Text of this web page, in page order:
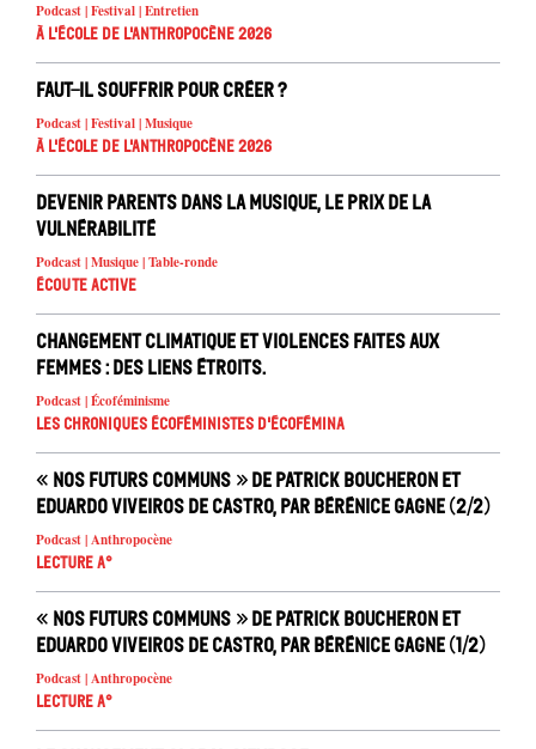
Podcast | Festival | Entretien
À l'école de l'Anthropocène 2026
Faut-il souffrir pour créer ?
Podcast | Festival | Musique
À l'école de l'Anthropocène 2026
Devenir parents dans la musique, le prix de la
vulnérabilité
Podcast | Musique | Table-ronde
Écoute active
Changement climatique et violences faites aux
femmes : des liens étroits.
Podcast | Écoféminisme
Les chroniques écoféministes d'ÉcoFémina
« Nos futurs communs » de Patrick Boucheron et
Eduardo Viveiros de Castro, par Bérénice Gagne (2/2)
Podcast | Anthropocène
Lecture A°
« Nos futurs communs » de Patrick Boucheron et
Eduardo Viveiros de Castro, par Bérénice Gagne (1/2)
Podcast | Anthropocène
Lecture A°